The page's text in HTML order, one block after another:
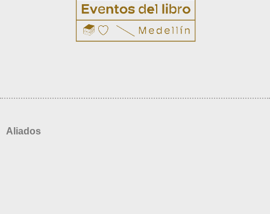
Aliados